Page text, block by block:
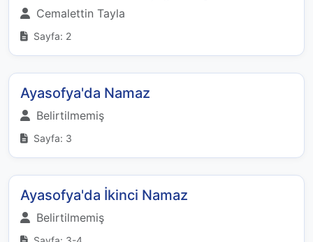
Cemalettin Tayla
Sayfa: 2
Ayasofya'da Namaz
Belirtilmemiş
Sayfa: 3
Ayasofya'da İkinci Namaz
Belirtilmemiş